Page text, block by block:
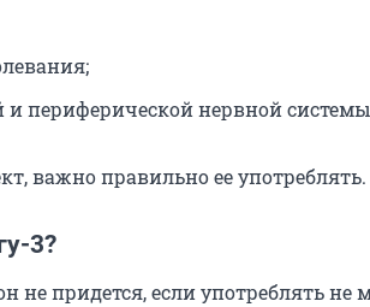
и периферической нервной
важно правильно ее употреблять.
3?
придется, если употреблять не